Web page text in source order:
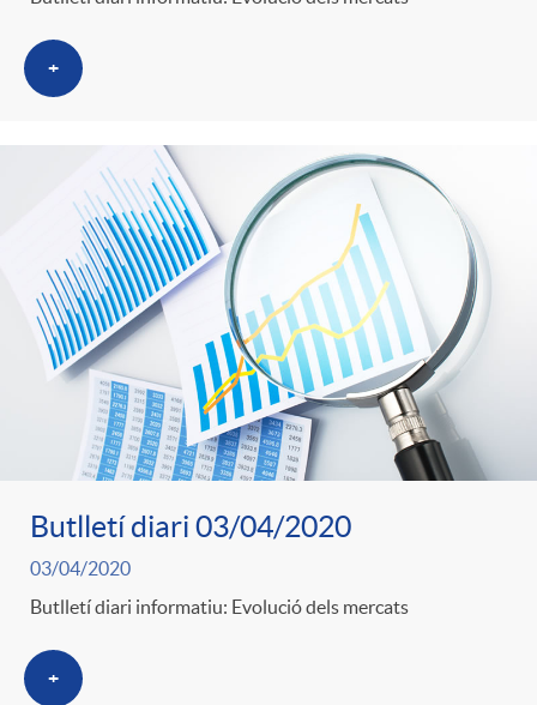
+
Butlletí diari 03/04/2020
03/04/2020
Butlletí diari informatiu: Evolució dels mercats
+